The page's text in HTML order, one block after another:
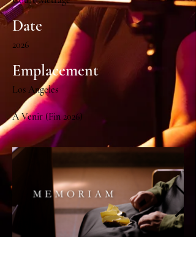
Date
2026
Emplacement
Los Angeles
À Venir (Fin 2026)